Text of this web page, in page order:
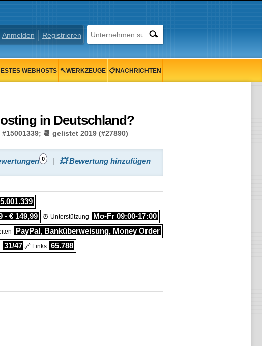
Anmelden Registrieren
WEBHOSTS 🔨WERKZEUGE 📋NACHRICHTEN
in Deutschland?
📆 gelistet 2019 (#27890)
0 💥 Bewertung hinzufügen
- € 149,99 ⏰ Unterstützung Mo-Fr 09:00-17:00
PayPal, Banküberweisung, Money Order
31/47 🔗 Links 65.788